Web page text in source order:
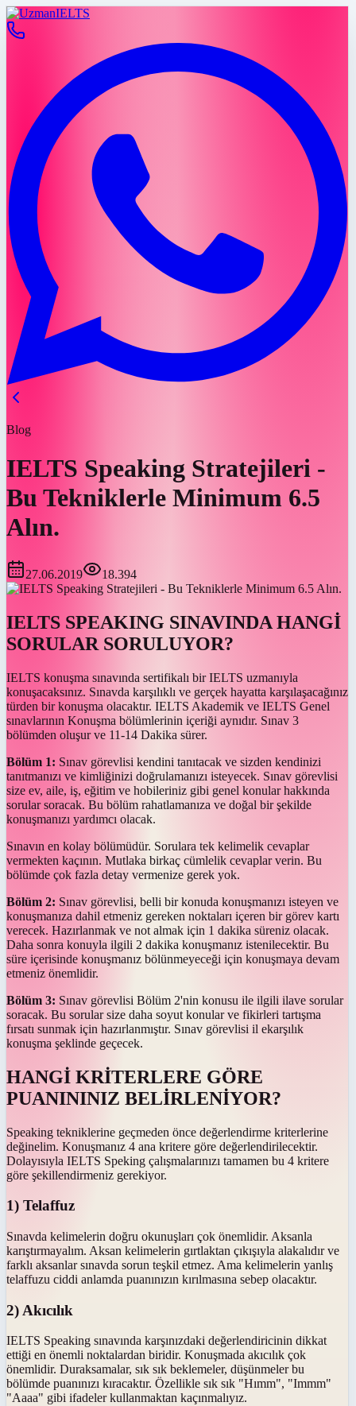
Blog
IELTS Speaking Stratejileri -
Bu Tekniklerle Minimum 6.5
Alın.
27.06.2019 18.394
IELTS SPEAKING SINAVINDA HANGİ
SORULAR SORULUYOR?
IELTS konuşma sınavında sertifikalı bir IELTS uzmanıyla
konuşacaksınız. Sınavda karşılıklı ve gerçek hayatta karşılaşacağınız
türden bir konuşma olacaktır. IELTS Akademik ve IELTS Genel
sınavlarının Konuşma bölümlerinin içeriği aynıdır. Sınav 3
bölümden oluşur ve 11-14 Dakika sürer.
Bölüm 1: Sınav görevlisi kendini tanıtacak ve sizden kendinizi
tanıtmanızı ve kimliğinizi doğrulamanızı isteyecek. Sınav görevlisi
size ev, aile, iş, eğitim ve hobileriniz gibi genel konular hakkında
sorular soracak. Bu bölüm rahatlamanıza ve doğal bir şekilde
konuşmanızı yardımcı olacak.
Sınavın en kolay bölümüdür. Sorulara tek kelimelik cevaplar
vermekten kaçının. Mutlaka birkaç cümlelik cevaplar verin. Bu
bölümde çok fazla detay vermenize gerek yok.
Bölüm 2: Sınav görevlisi, belli bir konuda konuşmanızı isteyen ve
konuşmanıza dahil etmeniz gereken noktaları içeren bir görev kartı
verecek. Hazırlanmak ve not almak için 1 dakika süreniz olacak.
Daha sonra konuyla ilgili 2 dakika konuşmanız istenilecektir. Bu
süre içerisinde konuşmanız bölünmeyeceği için konuşmaya devam
etmeniz önemlidir.
Bölüm 3: Sınav görevlisi Bölüm 2'nin konusu ile ilgili ilave sorular
soracak. Bu sorular size daha soyut konular ve fikirleri tartışma
fırsatı sunmak için hazırlanmıştır. Sınav görevlisi il ekarşılık
konuşma şeklinde geçecek.
HANGİ KRİTERLERE GÖRE
PUANININIZ BELİRLENİYOR?
Speaking tekniklerine geçmeden önce değerlendirme kriterlerine
değinelim. Konuşmanız 4 ana kritere göre değerlendirilecektir.
Dolayısıyla IELTS Speking çalışmalarınızı tamamen bu 4 kritere
göre şekillendirmeniz gerekiyor.
1) Telaffuz
Sınavda kelimelerin doğru okunuşları çok önemlidir. Aksanla
karıştırmayalım. Aksan kelimelerin gırtlaktan çıkışıyla alakalıdır ve
farklı aksanlar sınavda sorun teşkil etmez. Ama kelimelerin yanlış
telaffuzu ciddi anlamda puanınızın kırılmasına sebep olacaktır.
2) Akıcılık
IELTS Speaking sınavında karşınızdaki değerlendiricinin dikkat
ettiği en önemli noktalardan biridir. Konuşmada akıcılık çok
önemlidir. Duraksamalar, sık sık beklemeler, düşünmeler bu
bölümde puanınızı kıracaktır. Özellikle sık sık "Hımm", "Immm"
"Aaaa" gibi ifadeler kullanmaktan kaçınmalıyız.